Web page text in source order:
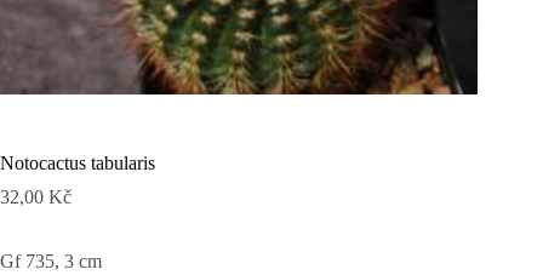
Notocactus tabularis
32,00 Kč
Gf 735, 3 cm